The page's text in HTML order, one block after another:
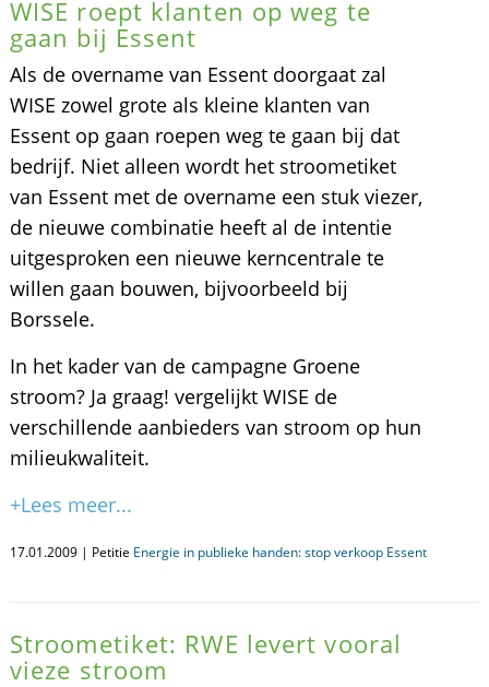
WISE roept klanten op weg te
gaan bij Essent
Als de overname van Essent doorgaat zal
WISE zowel grote als kleine klanten van
Essent op gaan roepen weg te gaan bij dat
bedrijf. Niet alleen wordt het stroometiket
van Essent met de overname een stuk viezer,
de nieuwe combinatie heeft al de intentie
uitgesproken een nieuwe kerncentrale te
willen gaan bouwen, bijvoorbeeld bij
Borssele.
In het kader van de campagne Groene
stroom? Ja graag! vergelijkt WISE de
verschillende aanbieders van stroom op hun
milieukwaliteit.
+Lees meer...
17.01.2009 | Petitie Energie in publieke handen: stop verkoop Essent
Stroometiket: RWE levert vooral
vieze stroom